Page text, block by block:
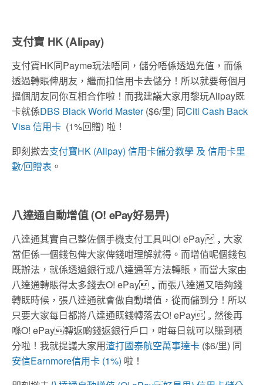
支付寶 HK (Alipay)
支付寶HK同Payme玩法唔同，儲分唔係透過充值，而係
透過轉賬俾朋友，繼而扣信用卡去儲分！所以就要每個月
搵個朋友同你互相合作啦！而我建議大家用黎玩Alipay既
卡就係DBS Black World Master($6/里) 同Citi Cash Back
Visa 信用卡 (1%回贈) 啦！
即刻撳去支付寶HK (Alipay) 信用卡儲分教學 及 信用卡里
數/回贈表 。
八達通自動增值 (O! ePay好易畀)
八達通其實自己整佐個手機支付工具叫O! ePay，大家
當佢係一個錢包俾大家俾錢咁理解就得。而增值呢個錢包
既辦法，就係透過銀行或八達通等方法轉賬，而當大家由
八達通轉賬得太多錢去O! ePay，而張八達通又唔夠錢
轉既時候，張八達通就會做自動增值，從而儲到分！所以
只要大家每日都將八達通既錢轉落去O! ePay，然後再
喺O! ePay轉返啲錢返銀行戶口，咁每日就可以賺到積
分啦！我就提議大家用渣打國泰航空萬事達卡 ($6/里) 同
安信Earnmore信用卡 (1%) 啦！